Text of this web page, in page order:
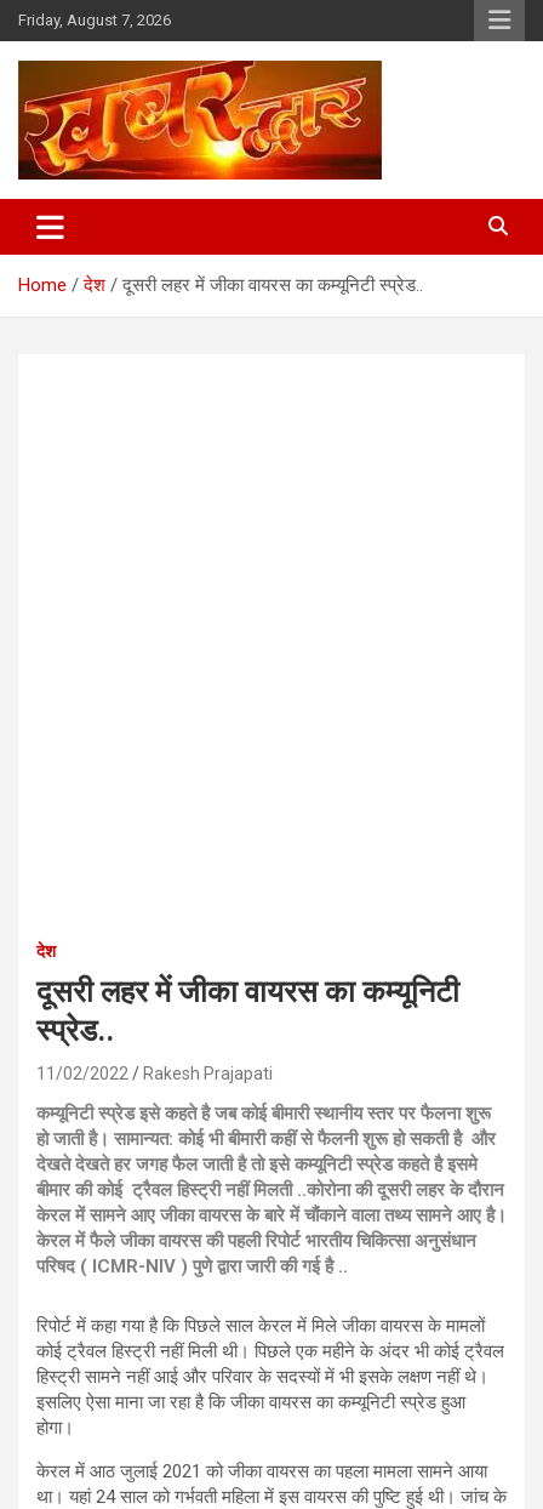
Skip
to
content
Friday, August 7, 2026
Khabar Dwar
Home देश दूसरी लहर में जीका वायरस का कम्यूनिटी स्प्रेड..
देश
दूसरी लहर में जीका वायरस का कम्यूनिटी
स्प्रेड..
11/02/2022 Rakesh Prajapati
कम्यूनिटी स्प्रेड इसे कहते है जब कोई बीमारी स्थानीय स्तर पर फैलना शुरू
हो जाती है। सामान्यत: कोई भी बीमारी कहीं से फैलनी शुरू हो सकती है और
देखते देखते हर जगह फैल जाती है तो इसे कम्यूनिटी स्प्रेड कहते है इसमे
बीमार की कोई ट्रैवल हिस्ट्री नहीं मिलती ..कोरोना की दूसरी लहर के दौरान
केरल में सामने आए जीका वायरस के बारे में चौंकाने वाला तथ्य सामने आए है।
केरल में फैले जीका वायरस की पहली रिपोर्ट भारतीय चिकित्सा अनुसंधान
परिषद ( ICMR-NIV ) पुणे द्वारा जारी की गई है ..
रिपोर्ट में कहा गया है कि पिछले साल केरल में मिले जीका वायरस के मामलों
कोई ट्रैवल हिस्ट्री नहीं मिली थी। पिछले एक महीने के अंदर भी कोई ट्रैवल
हिस्ट्री सामने नहीं आई और परिवार के सदस्यों में भी इसके लक्षण नहीं थे।
इसलिए ऐसा माना जा रहा है कि जीका वायरस का कम्यूनिटी स्प्रेड हुआ
होगा।
केरल में आठ जुलाई 2021 को जीका वायरस का पहला मामला सामने आया
था। यहां 24 साल को गर्भवती महिला में इस वायरस की पुष्टि हुई थी। जांच के